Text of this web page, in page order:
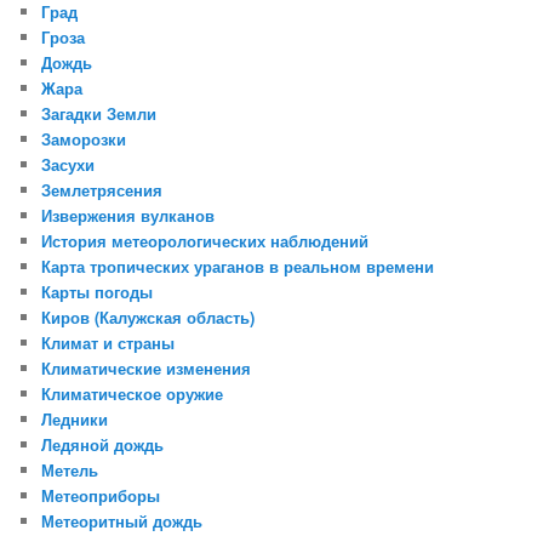
Град
Гроза
Дождь
Жара
Загадки Земли
Заморозки
Засухи
Землетрясения
Извержения вулканов
История метеорологических наблюдений
Карта тропических ураганов в реальном времени
Карты погоды
Киров (Калужская область)
Климат и страны
Климатические изменения
Климатическое оружие
Ледники
Ледяной дождь
Метель
Метеоприборы
Метеоритный дождь